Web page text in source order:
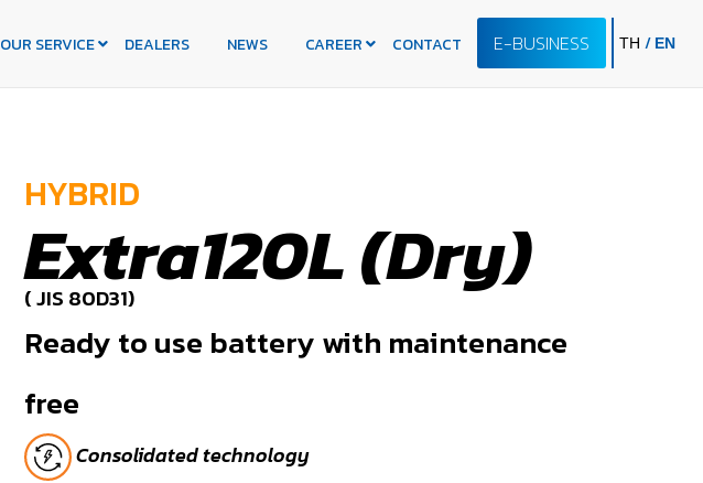
OUR SERVICE DEALERS NEWS CAREER CONTACT E-BUSINESS TH / EN
HYBRID
Extra120L (Dry)
( JIS 80D31)
Ready to use battery with maintenance
free
Consolidated technology